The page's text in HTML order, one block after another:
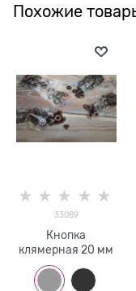
Похожие
33089
Кнопка
клямерная 20 мм